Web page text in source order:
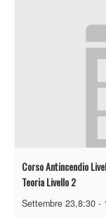
Corso Antincendio
Teoria Livello 2
Settembre 23,8:30 -